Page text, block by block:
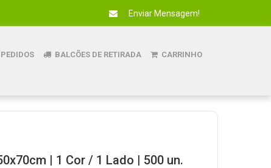
Enviar Mensagem!
BALCÕES DE RETIRADA CARRINHO
| 1 Cor / 1 Lado | 500 un.